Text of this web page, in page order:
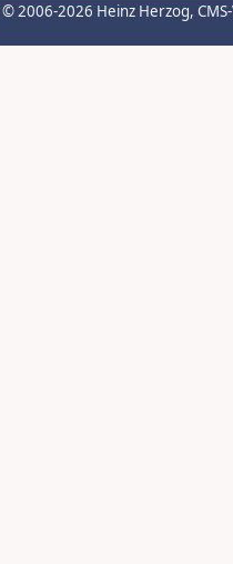
© 2006-2026 Heinz Herzog,